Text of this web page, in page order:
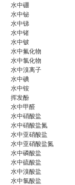
水中硼
水中铋
水中锑
水中锗
水中铍
水中氟化物
水中氯化物
水中溴离子
水中碘
水中铵
挥发酚
水中甲醛
水中硝酸盐
水中硝酸盐氮
水中亚硝酸盐
水中亚硝酸盐氮
水中磷酸盐
水中硫酸盐
水中溴酸盐
水中氯酸盐